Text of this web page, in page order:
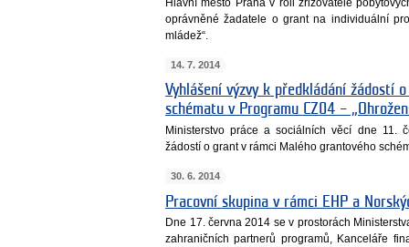
oprávněné žadatele o grant na individuální
mládež“.
14. 7. 2014
Vyhlášení výzvy k předkládání žádostí
schématu v Programu CZ04 –
Ministerstvo práce a sociálních věcí dne 11.
žádostí o grant v rámci Malého grantového
30. 6. 2014
Pracovní skupina v rámci EHP a
Dne 17. června 2014 se v prostorách
zahraničních partnerů programů, Kanceláře